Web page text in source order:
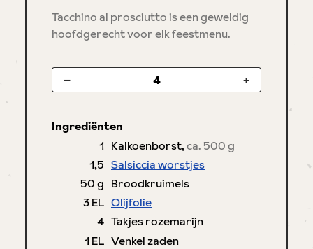
Tacchino al prosciutto is een geweldig
hoofdgerecht voor elk feestmenu.
– +
Ingrediënten
1 Kalkoenborst,ca. 500 g
1,5 Salsiccia worstjes
50g Broodkruimels
3EL Olijfolie
4 Takjes rozemarijn
1 EL Venkel zaden